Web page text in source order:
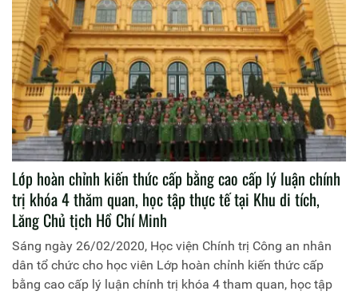
Giám đốc Học viện; đồng chí Thiếu tướng Dương Như
Hồng, Phó Giám đốc Học viện
Lớp hoàn chỉnh kiến thức cấp bằng cao cấp lý luận chính
trị khóa 4 thăm quan, học tập thực tế tại Khu di tích,
Lăng Chủ tịch Hồ Chí Minh
Sáng ngày 26/02/2020, Học viện Chính trị Công an nhân
dân tổ chức cho học viên Lớp hoàn chỉnh kiến thức cấp
bằng cao cấp lý luận chính trị khóa 4 tham quan, học tập